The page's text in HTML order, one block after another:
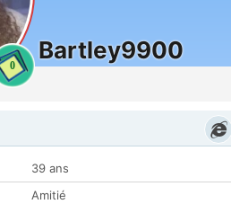
0
Bartley9900
39 ans
Amitié